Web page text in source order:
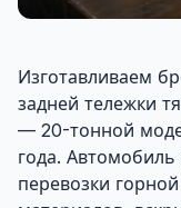
Изготавливаем
задней тележки
— 20-тонной
года.
перевозки